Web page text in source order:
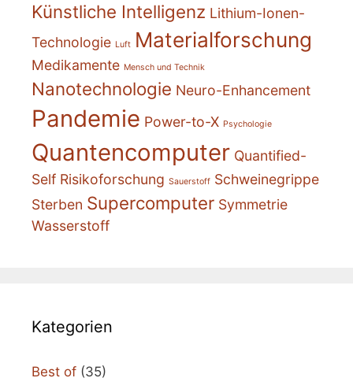
Künstliche Intelligenz Lithium-Ionen-
Technologie Luft Materialforschung
Medikamente Mensch und Technik
Nanotechnologie Neuro-Enhancement
Pandemie Power-to-X Psychologie
Quantencomputer Quantified-
Self Risikoforschung Sauerstoff Schweinegrippe
Sterben Supercomputer Symmetrie
Wasserstoff
Kategorien
Best of (35)